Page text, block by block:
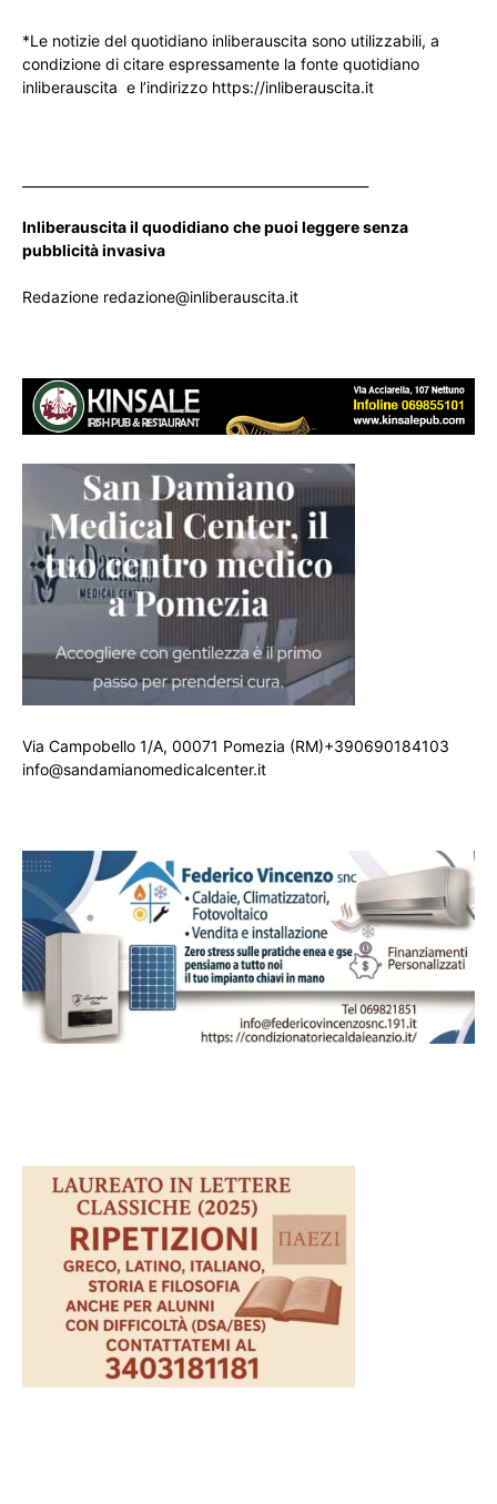
*Le notizie del quotidiano inliberauscita sono utilizzabili, a
condizione di citare espressamente la fonte quotidiano
inliberauscita e l’indirizzo https://inliberauscita.it
Inliberauscita il quodidiano che puoi leggere senza
pubblicità invasiva
Redazione redazione@inliberauscita.it
Via Campobello 1/A, 00071 Pomezia (RM)+390690184103
info@sandamianomedicalcenter.it